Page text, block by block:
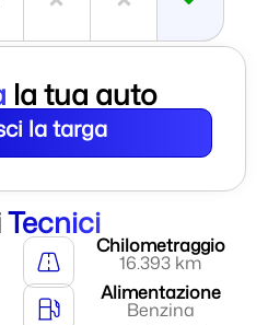
la tua auto
la targa
Tecnici
Chilometraggio
16.393 km
Alimentazione
Benzina